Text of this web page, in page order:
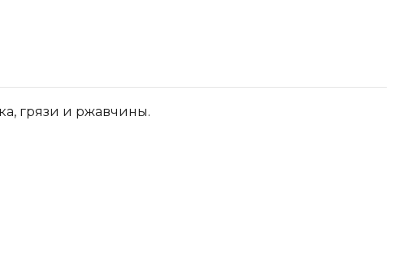
грязи и ржавчины.